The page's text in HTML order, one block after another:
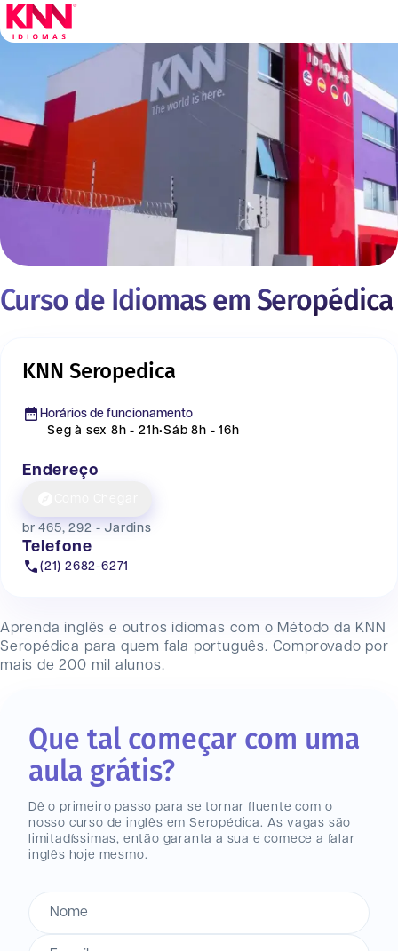
Curso de Idiomas em Seropédica
Aprenda inglês e outros idiomas com o Método da KNN
Seropédica para quem fala português. Comprovado por
mais de 200 mil alunos.
KNN Seropedica
Horários de funcionamento
Seg à sex 8h - 21h•Sáb 8h - 16h
Endereço
br 465, 292 - Jardins
Telefone
(21) 2682-6271
Que tal começar com uma
aula grátis?
Dê o primeiro passo para se tornar fluente com o
nosso curso de inglês em Seropédica. As vagas são
limitadíssimas, então garanta a sua e comece a falar
inglês hoje mesmo.
Nome